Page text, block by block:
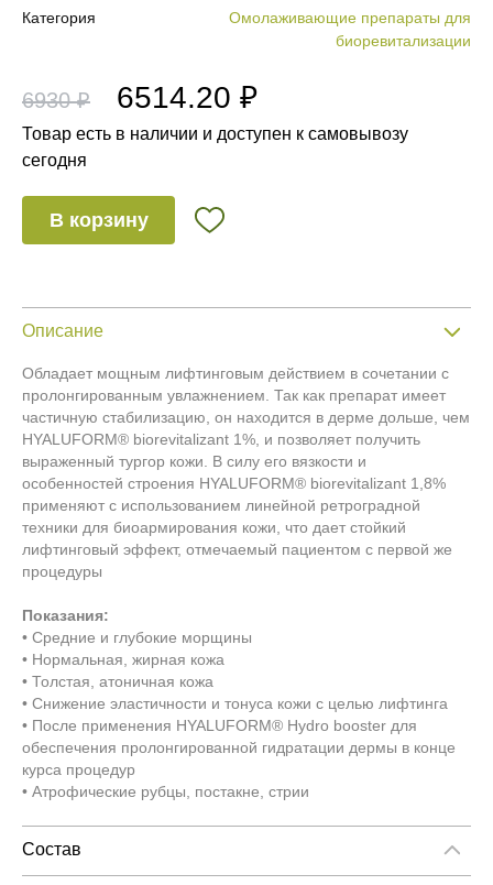
Категория
Омолаживающие препараты для
биоревитализации
6930 ₽ 6514.20 ₽
Товар есть в наличии и доступен к самовывозу
сегодня
В корзину
Описание
Обладает мощным лифтинговым действием в сочетании с
пролонгированным увлажнением. Так как препарат имеет
частичную стабилизацию, он находится в дерме дольше, чем
HYALUFORM® biorevitalizant 1%, и позволяет получить
выраженный тургор кожи. В силу его вязкости и
особенностей строения HYALUFORM® biorevitalizant 1,8%
применяют с использованием линейной ретроградной
техники для биоармирования кожи, что дает стойкий
лифтинговый эффект, отмечаемый пациентом с первой же
процедуры
Показания:
• Средние и глубокие морщины
• Нормальная, жирная кожа
• Толстая, атоничная кожа
• Снижение эластичности и тонуса кожи с целью лифтинга
• После применения HYALUFORM® Hydro booster для
обеспечения пролонгированной гидратации дермы в конце
курса процедур
• Атрофические рубцы, постакне, стрии
Состав
Гиалуроновая кислота синтетическая стабилизированная